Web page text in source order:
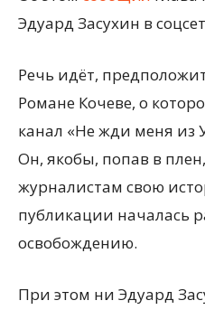
Эдуард Засухин в
Речь идёт,
Романе Кочеве, о
канал «Не жди меня из
Он, якобы, попав в
журналистам свою
публикации началась
освобождению.
При этом ни Эдуард